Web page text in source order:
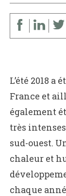
L’été 2018
France et
également
très
sud-ouest.
chaleur et
chaque